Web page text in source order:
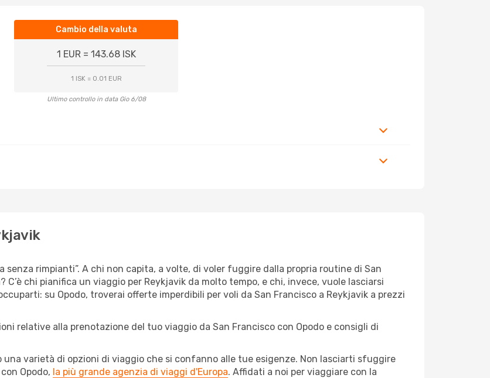
Cambio della valuta
1 EUR = 143.68 ISK
1 ISK = 0.01 EUR
Ultimo controllo in data Gio 6/08
senza rimpianti”. A chi non capita, a volte, di voler fuggire dalla propria routine di San
chi pianifica un viaggio per Reykjavik da molto tempo, e chi, invece, vuole lasciarsi
su Opodo, troverai offerte imperdibili per voli da San Francisco a Reykjavik a prezzi
relative alla prenotazione del tuo viaggio da San Francisco con Opodo e consigli di
varietà di opzioni di viaggio che si confanno alle tue esigenze. Non lasciarti sfuggire
Opodo, la più grande agenzia di viaggi d'Europa. Affidati a noi per viaggiare con la